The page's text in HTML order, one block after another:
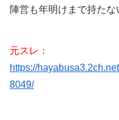
陣営も年明けまで持た
元スレ：
https://
8049/